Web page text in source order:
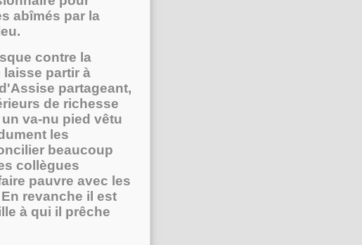
abîmés par la
contre la
partir à
partageant,
de richesse
va-nu pied vêtu
les
beaucoup
collègues
pauvre avec les
revanche il est
à qui il prêche